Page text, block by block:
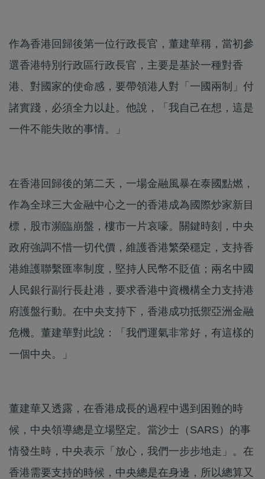
作為香港回歸後第一位行政長官，董建華稱，當初參
選香港特別行政區行政長官，主要是基於一種對香
港、對國家的使命感，要帶領港人對「一國兩制」付
諸實踐，必須全力以赴。他說，「我自己在想，這是
一件不能失敗的事情。」
在香港回歸後的第二天，一場金融風暴在泰國點燃，
作為全球三大金融中心之一的香港成為國際炒家新目
標，股市瀕臨崩盤，樓市一片哀嚎。關鍵時刻，中央
政府強調不惜一切代價，維護香港繁榮穩定，支持香
港維護聯繫匯率制度，堅持人民幣不貶值；兩名中國
人民銀行副行長赴港，要求香港中資機構全力支持港
府護盤行動。在中央支持下，香港成功抵禦亞洲金融
危機。董建華對此說：「我們運氣非常好，有這樣的
一個中央。」
董建華又透露，在香港成長的過程中遇到困難的時
候，中央領導總是立場堅定。當沙士（SARS）的事
情發生時，中央表示「放心，我們一步步地走」。在
香港需要支持的時候，中央總是在身邊，所以總算又